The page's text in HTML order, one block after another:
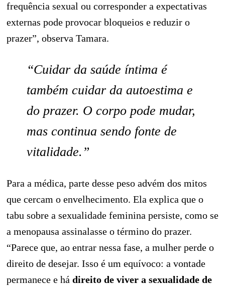
frequência sexual ou corresponder a expectativas
externas pode provocar bloqueios e reduzir o
prazer”, observa Tamara.
“Cuidar da saúde íntima é
também cuidar da autoestima e
do prazer. O corpo pode mudar,
mas continua sendo fonte de
vitalidade.”
Para a médica, parte desse peso advém dos mitos
que cercam o envelhecimento. Ela explica que o
tabu sobre a sexualidade feminina persiste, como se
a menopausa assinalasse o término do prazer.
“Parece que, ao entrar nessa fase, a mulher perde o
direito de desejar. Isso é um equívoco: a vontade
permanece e há direito de viver a sexualidade de